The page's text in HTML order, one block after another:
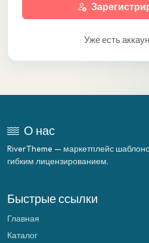
Уже есть
О нас
RiverTheme — маркетплейс
гибким лицензированием.
Быстрые ссылки
Главная
Каталог